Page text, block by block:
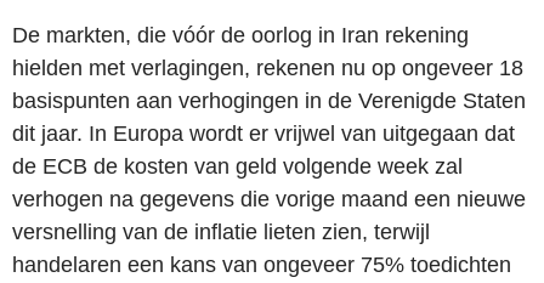
De markten, die vóór de oorlog in Iran rekening
hielden met verlagingen, rekenen nu op ongeveer 18
basispunten aan verhogingen in de Verenigde Staten
dit jaar. In Europa wordt er vrijwel van uitgegaan dat
de ECB de kosten van geld volgende week zal
verhogen na gegevens die vorige maand een nieuwe
versnelling van de inflatie lieten zien, terwijl
handelaren een kans van ongeveer 75% toedichten